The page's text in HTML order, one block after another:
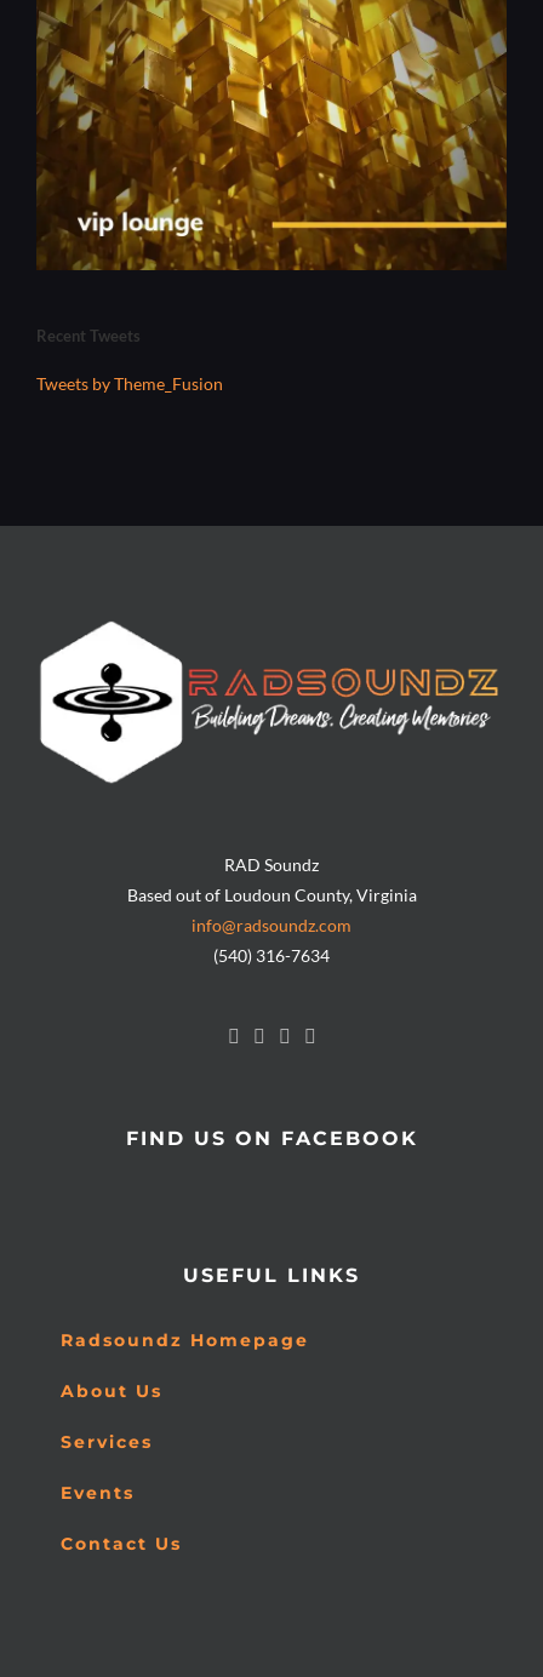
Recent Tweets
Tweets by Theme_Fusion
RAD Soundz
Based out of Loudoun County, Virginia
info@radsoundz.com
(540) 316-7634
FIND US ON FACEBOOK
USEFUL LINKS
Radsoundz Homepage
About Us
Services
Events
Contact Us